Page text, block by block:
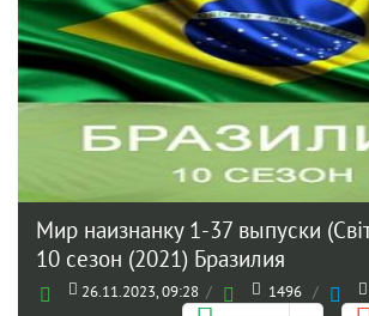
Мир наизнанку 1-37 выпуски
10 сезон (2021) Бразилия
26.11.2023, 09:28 / 1496 /